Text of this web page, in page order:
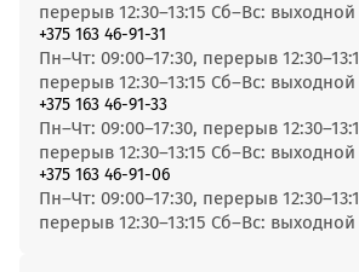
перерыв 12:30–13:15 Сб–Вс: выходной
+375 163 46-91-31
Пн–Чт: 09:00–17:30, перерыв
перерыв 12:30–13:15 Сб–Вс: выходной
+375 163 46-91-33
Пн–Чт: 09:00–17:30, перерыв
перерыв 12:30–13:15 Сб–Вс: выходной
+375 163 46-91-06
Пн–Чт: 09:00–17:30, перерыв
перерыв 12:30–13:15 Сб–Вс: выходной